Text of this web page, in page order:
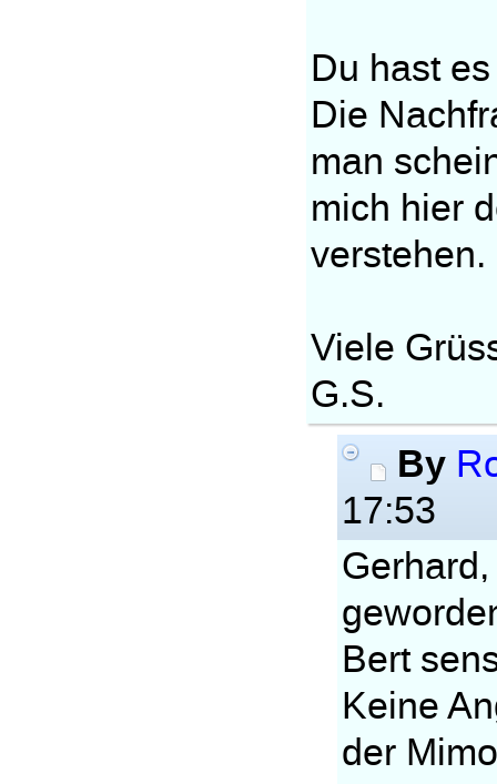
Du hast
Die
man
mich hier
verstehen.
Viele
G.S.
By
17:53
Bert
Keine
der